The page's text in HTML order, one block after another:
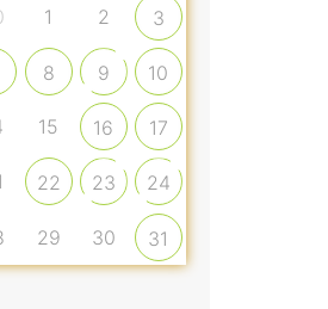
1 2 3
8 9 10
15 16 17
22 23 24
29 30 31